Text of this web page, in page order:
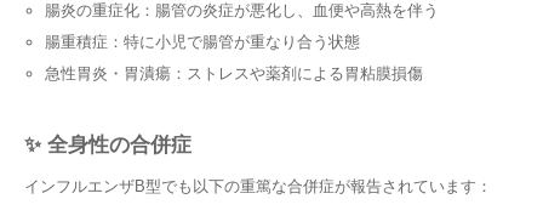
腸炎の重症化：腸管の炎症が悪化し、血便や高熱を伴う
腸重積症：特に小児で腸管が重なり合う状態
急性胃炎・胃潰瘍：ストレスや薬剤による胃粘膜損傷
✨ 全身性の合併症
インフルエンザB型でも以下の重篤な合併症が報告されています：